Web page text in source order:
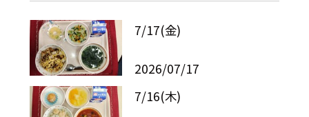
7/17(金)
2026/07/17
7/16(木)